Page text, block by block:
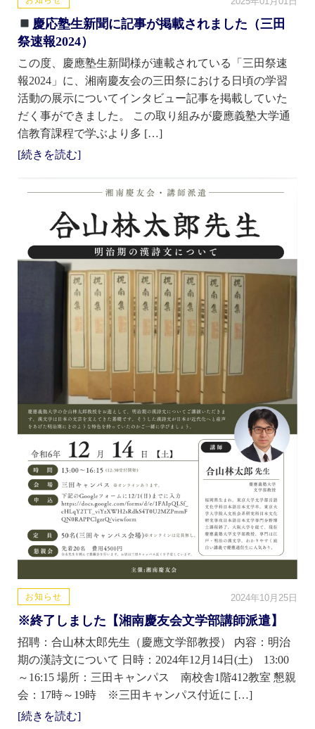
慶応塾生新聞に記事が掲載されました（三田
祭速報2024）
この度、慶應塾生新聞様が連載されている「三田祭速
報2024」に、湘南慶友会の三田祭における日頃の学習
活動の展示についてインタビュー記事を掲載していた
だく事ができました。 この取り組みが慶應義塾大学通
信教育課程で学ぶより多 […]
[続きを読む]
お知らせ 2024年10月25日
※終了しました【湘南慶友会文学部講師派遣】
招聘：合山林太郎先生（慶應文学部教授） 内容：明治
期の漢詩文について 日時：2024年12月14日(土) 13:00
～16:15 場所：三田キャンパス 南校舎1階412教室 懇親
会：17時～19時 ※三田キャンパス付近に […]
[続きを読む]